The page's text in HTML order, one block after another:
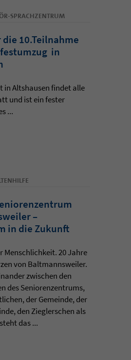
SPRACHZENTRUM
10.Teilnahme
in
in Altshausen findet alle
und ist ein fester
...
–
in die Zukunft
Menschlichkeit. 20 Jahre
von Baltmannsweiler.
zwischen den
des Seniorenzentrums,
der Gemeinde, der
den Zieglerschen als
das ...